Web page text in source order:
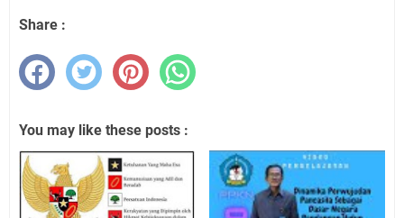
Share :
You may like these posts :